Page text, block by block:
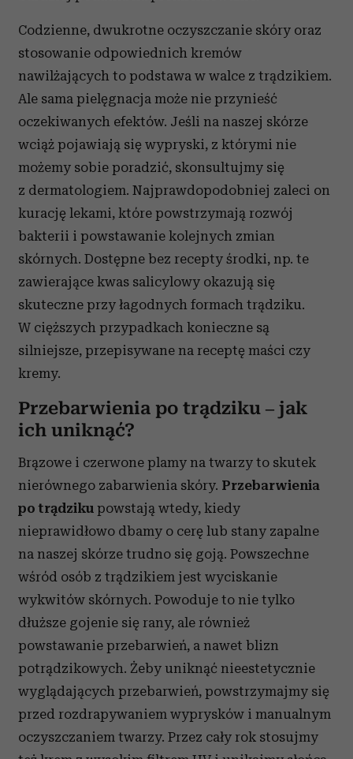
Codzienne, dwukrotne oczyszczanie skóry oraz
stosowanie odpowiednich kremów
nawilżających to podstawa w walce z trądzikiem.
Ale sama pielęgnacja może nie przynieść
oczekiwanych efektów. Jeśli na naszej skórze
wciąż pojawiają się wypryski, z którymi nie
możemy sobie poradzić, skonsultujmy się
z dermatologiem. Najprawdopodobniej zaleci on
kurację lekami, które powstrzymają rozwój
bakterii i powstawanie kolejnych zmian
skórnych. Dostępne bez recepty środki, np. te
zawierające kwas salicylowy okazują się
skuteczne przy łagodnych formach trądziku.
W cięższych przypadkach konieczne są
silniejsze, przepisywane na receptę maści czy
kremy.
Przebarwienia po trądziku – jak
ich uniknąć?
Brązowe i czerwone plamy na twarzy to skutek
nierównego zabarwienia skóry. Przebarwienia
po trądziku powstają wtedy, kiedy
nieprawidłowo dbamy o cerę lub stany zapalne
na naszej skórze trudno się goją. Powszechne
wśród osób z trądzikiem jest wyciskanie
wykwitów skórnych. Powoduje to nie tylko
dłuższe gojenie się rany, ale również
powstawanie przebarwień, a nawet blizn
potrądzikowych. Żeby uniknąć nieestetycznie
wyglądających przebarwień, powstrzymajmy się
przed rozdrapywaniem wyprysków i manualnym
oczyszczaniem twarzy. Przez cały rok stosujmy